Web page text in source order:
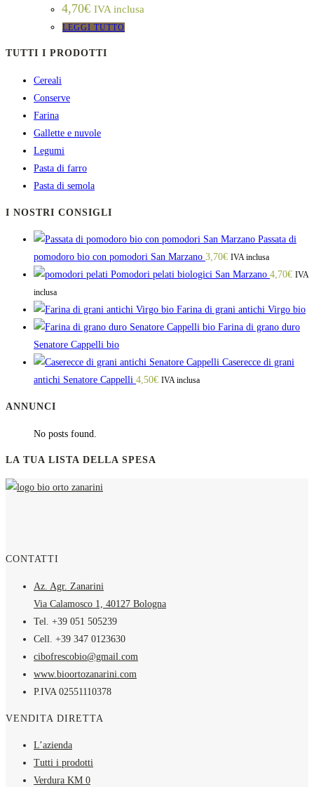
4,70€ IVA inclusa
LEGGI TUTTO
TUTTI I PRODOTTI
Cereali
Conserve
Farina
Gallette e nuvole
Legumi
Pasta di farro
Pasta di semola
I NOSTRI CONSIGLI
Passata di
pomodoro bio con pomodori San Marzano 3,70€ IVA inclusa
Pomodori pelati biologici San Marzano 4,70€ IVA
inclusa
Farina di grani antichi Virgo bio
Farina di grano duro
Senatore Cappelli bio
Caserecce di grani
antichi Senatore Cappelli 4,50€ IVA inclusa
ANNUNCI
No posts found.
LA TUA LISTA DELLA SPESA
CONTATTI
Az. Agr. Zanarini
Via Calamosco 1, 40127 Bologna
Tel. +39 051 505239
Cell. +39 347 0123630
cibofrescobio@gmail.com
www.bioortozanarini.com
P.IVA 02551110378
VENDITA DIRETTA
L’azienda
Tutti i prodotti
Verdura KM 0